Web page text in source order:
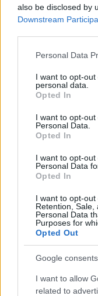
also be disclosed by
Downstream
Please note that this
not limited to your
grant or deny
use your data for
consent section.
Personal Data
I want to opt-
personal data.
Opted In
I want to opt-
Personal Data.
Opted In
I want to opt-
Personal Data
Opted In
I want to opt-out
Retention, Sale,
Personal Data
Purposes for
Opted Out
Google consents
I want to allow
related to
11 éve
ez a duplahíd nem
11 éve